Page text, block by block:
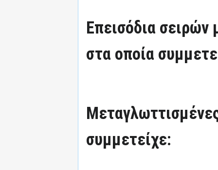
Επεισόδια
στα οποία
συμμετείχε: